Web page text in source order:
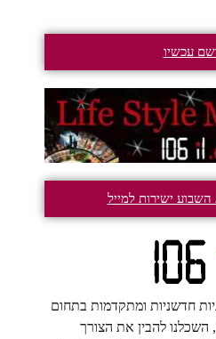
עכשיו
ישירות למייל
חדשניות ומתקדמות בתחום
להבין את הצורך